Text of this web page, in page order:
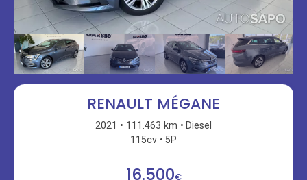
RENAULT MÉGANE
2021 111.463 km
Diesel
115cv
5P
16.500€